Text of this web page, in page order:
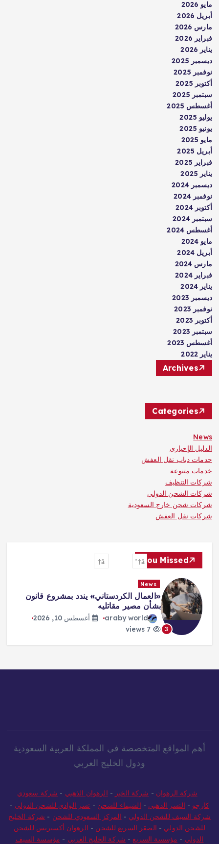
مايو 2026
أبريل 2026
مارس 2026
فبراير 2026
يناير 2026
ديسمبر 2025
نوفمبر 2025
أكتوبر 2025
سبتمبر 2025
أغسطس 2025
يوليو 2025
يونيو 2025
مايو 2025
أبريل 2025
فبراير 2025
يناير 2025
ديسمبر 2024
نوفمبر 2024
أكتوبر 2024
سبتمبر 2024
أغسطس 2024
مايو 2024
أبريل 2024
مارس 2024
فبراير 2024
يناير 2024
ديسمبر 2023
نوفمبر 2023
أكتوبر 2023
سبتمبر 2023
أغسطس 2023
يناير 2022
Archives
Categories
News
الدليل الإخباري
حدمات دباب نقل العفش
خدمات متنوعة
شركات التنظيف
شركات الشحن الدولي
شركات شحن خارج السعودية
شركات نقل العفش
You Missed
3
News
«العمال الكردستاني» يندد بمشروع قانون
بشأن مصير مقاتليه
araby world
أغسطس 10, 2026
أهم المواقع المتخصصة في المملكة العربية السعودية
ودول الخليج العربي
شركة الرهوان - شركة الخير - الرهوان الذهبي - شركة سعودي
كارجو - النسر الذهبي - الشيماء للشحن - نسر الوادي للشحن الدولي -
شركة السيف للشحن الدولي - المركز السعودي للشحن - شركة الخليج
للشحن الدولي - الصقر السريع للشحن - الرهوان أكسبريس للشحن
الدولي - مؤسسة السريع - شركة الخليج العربي - مؤسسة السيف